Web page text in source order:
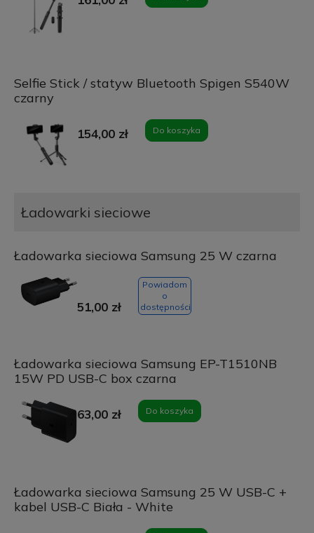
Selfie Stick / statyw Bluetooth Spigen S540W
czarny
154,00 zł Do koszyka
Ładowarki sieciowe
Ładowarka sieciowa Samsung 25 W czarna
51,00 zł
Powiadom
o
dostępności
Ładowarka sieciowa Samsung EP-T1510NB
15W PD USB-C box czarna
63,00 zł Do koszyka
Ładowarka sieciowa Samsung 25 W USB-C +
kabel USB-C Biała - White